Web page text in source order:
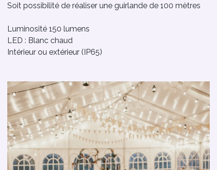
Soit possibilité de réaliser une guirlande de 100 mètres
Luminosité 150 lumens
LED : Blanc chaud
Intérieur ou extérieur (IP65)